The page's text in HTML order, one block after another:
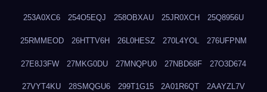
253A0XC6 254O5EQJ 258OBXAU 25JR0XCH 25Q8956U
25RMMEOD 26HTTV6H 26L0HESZ 270L4YOL 276UFPNM
27E8J3FW 27MKG0DU 27MNQPU0 27NBD68F 27O3D674
27VYT4KU 28SMQGU6 299T1G15 2A01R6QT 2AAYZL7V